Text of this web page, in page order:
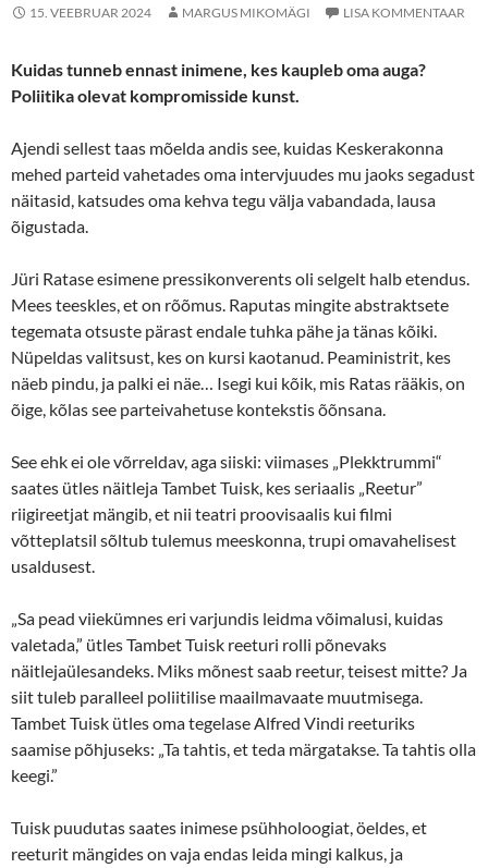
15. VEEBRUAR 2024 MARGUS MIKOMÄGI LISA KOMMENTAAR
Kuidas tunneb ennast inimene, kes kaupleb oma auga?
Poliitika olevat kompromisside kunst.
Ajendi sellest taas mõelda andis see, kuidas Keskerakonna
mehed parteid vahetades oma intervjuudes mu jaoks segadust
näitasid, katsudes oma kehva tegu välja vabandada, lausa
õigustada.
Jüri Ratase esimene pressikonverents oli selgelt halb etendus.
Mees teeskles, et on rõõmus. Raputas mingite abstraktsete
tegemata otsuste pärast endale tuhka pähe ja tänas kõiki.
Nüpeldas valitsust, kes on kursi kaotanud. Peaministrit, kes
näeb pindu, ja palki ei näe… Isegi kui kõik, mis Ratas rääkis, on
õige, kõlas see parteivahetuse kontekstis õõnsana.
See ehk ei ole võrreldav, aga siiski: viimases „Plekktrummi“
saates ütles näitleja Tambet Tuisk, kes seriaalis „Reetur”
riigireetjat mängib, et nii teatri proovisaalis kui filmi
võtteplatsil sõltub tulemus meeskonna, trupi omavahelisest
usaldusest.
„Sa pead viiekümnes eri varjundis leidma võimalusi, kuidas
valetada,” ütles Tambet Tuisk reeturi rolli põnevaks
näitlejaülesandeks. Miks mõnest saab reetur, teisest mitte? Ja
siit tuleb paralleel poliitilise maailmavaate muutmisega.
Tambet Tuisk ütles oma tegelase Alfred Vindi reeturiks
saamise põhjuseks: „Ta tahtis, et teda märgatakse. Ta tahtis olla
keegi.”
Tuisk puudutas saates inimese psühholoogiat, öeldes, et
reeturit mängides on vaja endas leida mingi kalkus, ja